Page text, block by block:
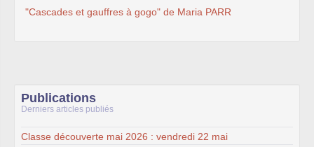
"Cascades et gauffres à gogo" de Maria PARR
Publications
Derniers articles publiés
Classe découverte mai 2026 : vendredi 22 mai